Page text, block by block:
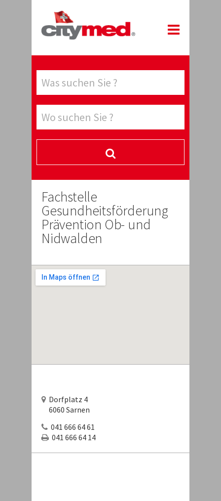
Fachstelle
Gesundheitsförderung
Prävention Ob- und
Nidwalden
Dorfplatz 4
6060 Sarnen
041 666 64 61
041 666 64 14